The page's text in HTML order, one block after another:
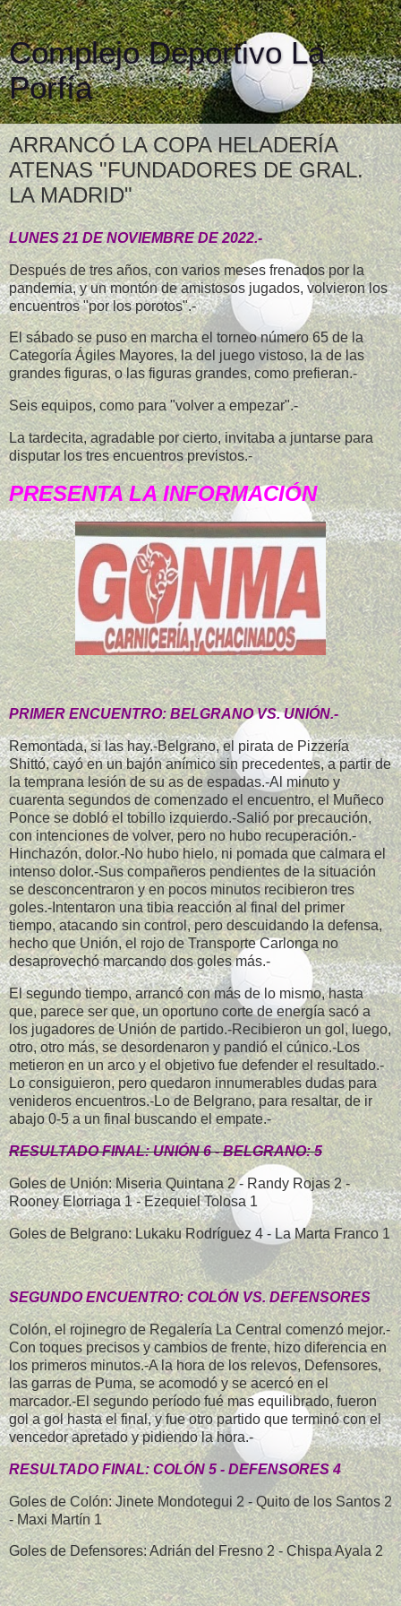
Complejo Deportivo La
Porfía
ARRANCÓ LA COPA HELADERÍA
ATENAS "FUNDADORES DE GRAL.
LA MADRID"
LUNES 21 DE NOVIEMBRE DE 2022.-
Después de tres años, con varios meses frenados por la
pandemia, y un montón de amistosos jugados, volvieron los
encuentros "por los porotos".-
El sábado se puso en marcha el torneo número 65 de la
Categoría Ágiles Mayores, la del juego vistoso, la de las
grandes figuras, o las figuras grandes, como prefieran.-
Seis equipos, como para "volver a empezar".-
La tardecita, agradable por cierto, invitaba a juntarse para
disputar los tres encuentros previstos.-
PRESENTA LA INFORMACIÓN
PRIMER ENCUENTRO: BELGRANO VS. UNIÓN.-
Remontada, si las hay.-Belgrano, el pirata de Pizzería
Shittó, cayó en un bajón anímico sin precedentes, a partir de
la temprana lesión de su as de espadas.-Al minuto y
cuarenta segundos de comenzado el encuentro, el Muñeco
Ponce se dobló el tobillo izquierdo.-Salió por precaución,
con intenciones de volver, pero no hubo recuperación.-
Hinchazón, dolor.-No hubo hielo, ni pomada que calmara el
intenso dolor.-Sus compañeros pendientes de la situación
se desconcentraron y en pocos minutos recibieron tres
goles.-Intentaron una tibia reacción al final del primer
tiempo, atacando sin control, pero descuidando la defensa,
hecho que Unión, el rojo de Transporte Carlonga no
desaprovechó marcando dos goles más.-
El segundo tiempo, arrancó con más de lo mismo, hasta
que, parece ser que, un oportuno corte de energía sacó a
los jugadores de Unión de partido.-Recibieron un gol, luego,
otro, otro más, se desordenaron y pandió el cúnico.-Los
metieron en un arco y el objetivo fue defender el resultado.-
Lo consiguieron, pero quedaron innumerables dudas para
venideros encuentros.-Lo de Belgrano, para resaltar, de ir
abajo 0-5 a un final buscando el empate.-
RESULTADO FINAL: UNIÓN 6 - BELGRANO: 5
Goles de Unión: Miseria Quintana 2 - Randy Rojas 2 -
Rooney Elorriaga 1 - Ezequiel Tolosa 1
Goles de Belgrano: Lukaku Rodríguez 4 - La Marta Franco 1
SEGUNDO ENCUENTRO: COLÓN VS. DEFENSORES
Colón, el rojinegro de Regalería La Central comenzó mejor.-
Con toques precisos y cambios de frente, hizo diferencia en
los primeros minutos.-A la hora de los relevos, Defensores,
las garras de Puma, se acomodó y se acercó en el
marcador.-El segundo período fué mas equilibrado, fueron
gol a gol hasta el final, y fue otro partido que terminó con el
vencedor apretado y pidiendo la hora.-
RESULTADO FINAL: COLÓN 5 - DEFENSORES 4
Goles de Colón: Jinete Mondotegui 2 - Quito de los Santos 2
- Maxi Martín 1
Goles de Defensores: Adrián del Fresno 2 - Chispa Ayala 2